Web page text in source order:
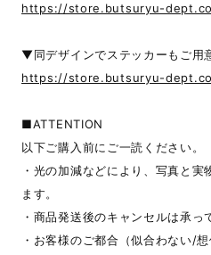
https://store.butsuryu-
▼同デザインでステッカーもご用
https://store.butsuryu-
■ATTENTION
以下ご購入前にご一読ください。
・光の加減などにより、写真と
ます。
・商品発送後のキャンセルは承っ
・お客様のご都合（似合わない/